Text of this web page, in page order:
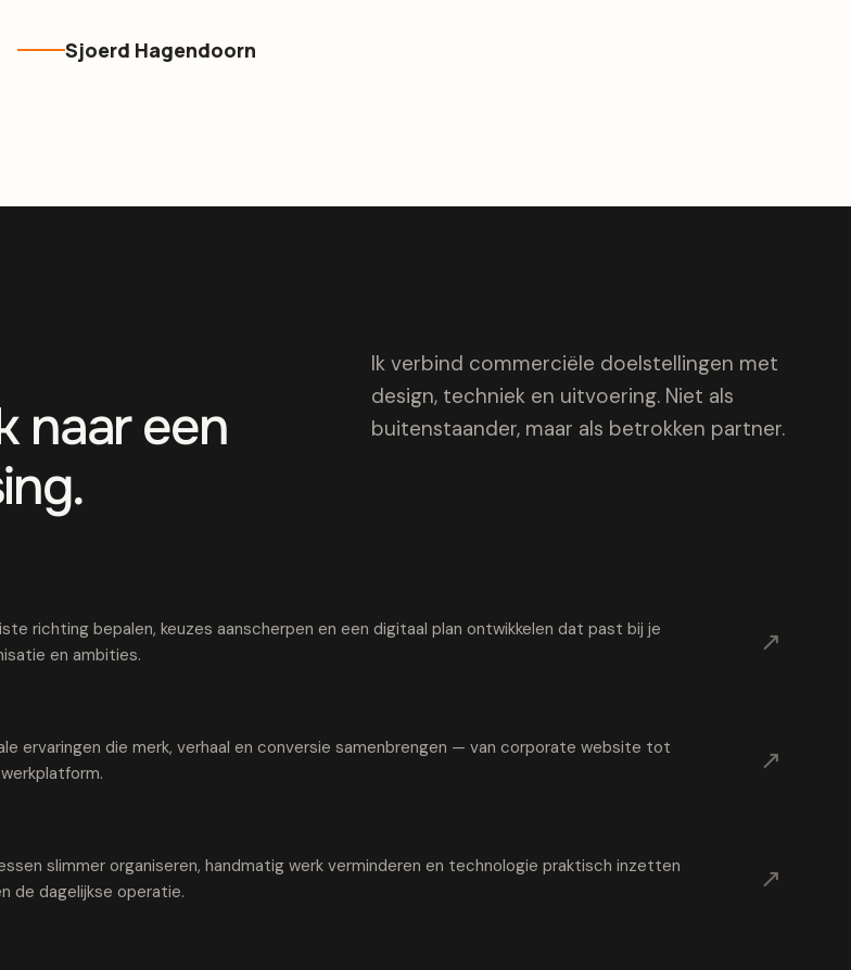
Sjoerd Hagendoorn
naar een
Ik verbind commerciële doelstellingen met
design, techniek en uitvoering. Niet als
buitenstaander, maar als betrokken partner.
richting bepalen, keuzes aanscherpen en een digitaal plan ontwikkelen dat past bij je
en ambities.
↗
ervaringen die merk, verhaal en conversie samenbrengen — van corporate website tot
↗
slimmer organiseren, handmatig werk verminderen en technologie praktisch inzetten
de dagelijkse operatie.
↗